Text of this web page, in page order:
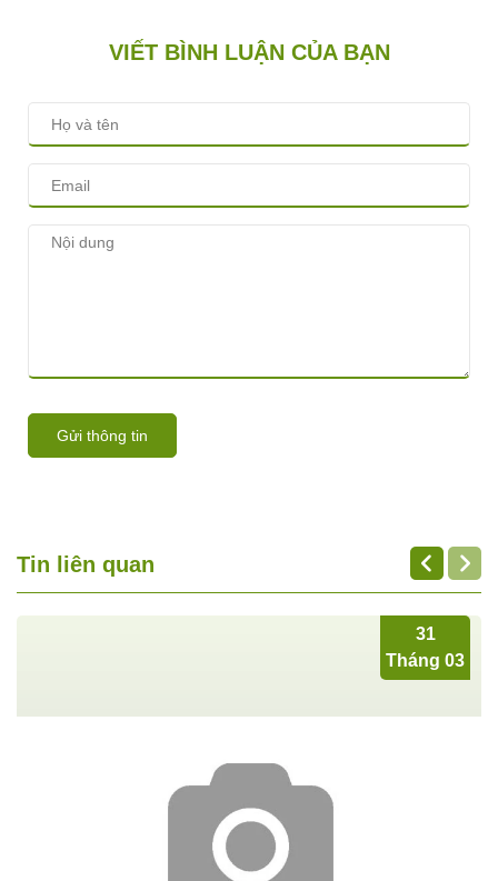
VIẾT BÌNH LUẬN CỦA BẠN
Gửi thông tin
Tin liên quan
31
Tháng 03